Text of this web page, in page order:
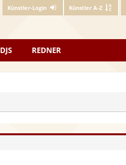
Künstler-Login Künstler A-Z
DJS REDNER